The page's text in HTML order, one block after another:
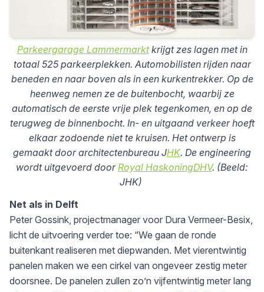
Parkeergarage Lammermarktkrijgt zes lagen met in
totaal 525 parkeerplekken. Automobilisten rijden naar
beneden en naar boven als in een kurkentrekker. Op de
heenweg nemen ze de buitenbocht, waarbij ze
automatisch de eerste vrije plek tegenkomen, en op de
terugweg de binnenbocht. In- en uitgaand verkeer hoeft
elkaar zodoende niet te kruisen. Het ontwerp is
gemaakt door architectenbureau JHK. De engineering
wordt uitgevoerd door Royal HaskoningDHV. (Beeld:
JHK)
Net als in Delft
Peter Gossink, projectmanager voor Dura Vermeer-Besix,
licht de uitvoering verder toe: “We gaan de ronde
buitenkant realiseren met diepwanden. Met vierentwintig
panelen maken we een cirkel van ongeveer zestig meter
doorsnee. De panelen zullen zo’n vijfentwintig meter lang